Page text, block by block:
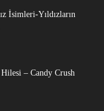
İsimleri-Yıldızların
– Candy Crush